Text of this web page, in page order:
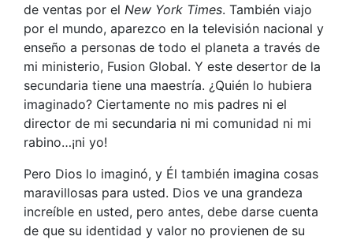
de ventas por el New York Times. También viajo
por el mundo, aparezco en la televisión nacional y
enseño a personas de todo el planeta a través de
mi ministerio, Fusion Global. Y este desertor de la
secundaria tiene una maestría. ¿Quién lo hubiera
imaginado? Ciertamente no mis padres ni el
director de mi secundaria ni mi comunidad ni mi
rabino…¡ni yo!
Pero Dios lo imaginó, y Él también imagina cosas
maravillosas para usted. Dios ve una grandeza
increíble en usted, pero antes, debe darse cuenta
de que su identidad y valor no provienen de su